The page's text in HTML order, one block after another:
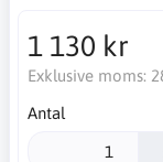
1 130 kr
Exklusive moms:
Antal